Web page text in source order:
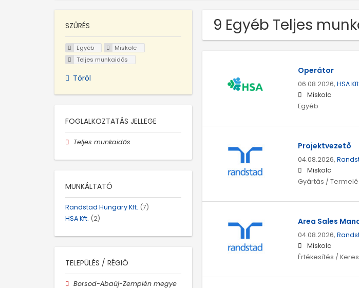
9 Egyéb Teljes
Operátor
06.08.2026, HSA
Miskolc
Egyéb
Projektvezető
04.08.2026,
Miskolc
Gyártás /
Area Sales
04.08.2026,
Miskolc
Értékesítés /
SZŰRÉS
Egyéb
Miskolc
Teljes munkaidős
Töröl
FOGLALKOZTATÁS JELLEGE
Teljes munkaidős
MUNKÁLTATÓ
Randstad Hungary Kft. (7)
HSA Kft. (2)
TELEPÜLÉS / RÉGIÓ
Borsod-Abaúj-Zemplén megye